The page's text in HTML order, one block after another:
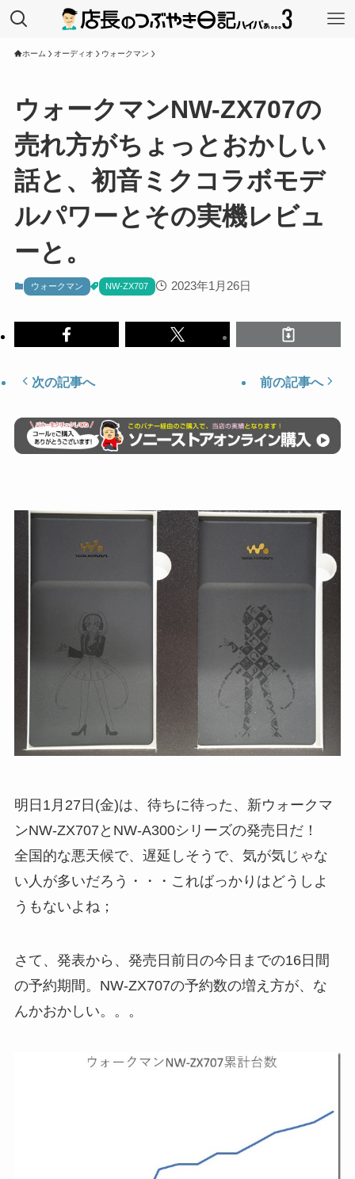
ホーム オーディオ ウォークマン
ウォークマンNW-ZX707の
売れ方がちょっとおかしい
話と、初音ミクコラボモデ
ルパワーとその実機レビュ
ーと。
ウォークマン NW-ZX707 2023年1月26日
次の記事へ 前の記事へ
明日1月27日(金)は、待ちに待った、新ウォークマ
ンNW-ZX707とNW-A300シリーズの発売日だ！
全国的な悪天候で、遅延しそうで、気が気じゃな
い人が多いだろう・・・こればっかりはどうしよ
うもないよね；
さて、発表から、発売日前日の今日までの16日間
の予約期間。NW-ZX707の予約数の増え方が、な
んかおかしい。。。